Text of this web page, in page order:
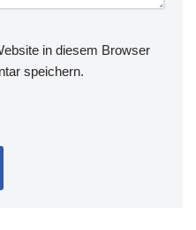
in diesem Browser
speichern.